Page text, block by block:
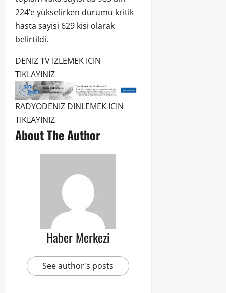
224’e yükselirken durumu kritik
hasta sayisi 629 kisi olarak
belirtildi.
DENIZ TV IZLEMEK ICIN
TIKLAYINIZ
RADYODENIZ DINLEMEK ICIN
TIKLAYINIZ
About The Author
Haber Merkezi
See author's posts